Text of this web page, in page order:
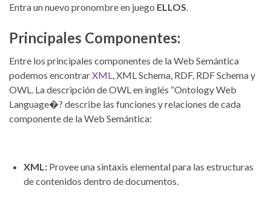
Entra un nuevo pronombre en juego ELLOS
Principales Componentes:
Entre los principales componentes de la Web Semántica
podemos encontrarXML , XML Schema, RDF, RDF Schema y
OWL. La descripción de OWL en inglés “Ontology Web
Language�? describe las funciones y relaciones de cada
componente de la Web Semántica:
XML: Provee una sintaxis elemental para las estructuras
de contenidos dentro de documentos.